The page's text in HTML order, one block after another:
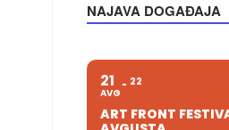
NAJAVA DOGAĐAJA
21
AVG
22
ART FRONT